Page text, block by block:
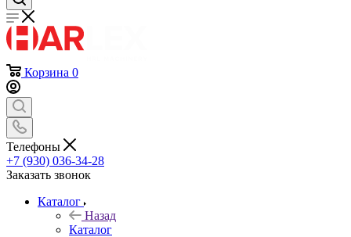
Корзина 0
Телефоны
+7 (930) 036-34-28
Заказать звонок
Каталог
Назад
Каталог